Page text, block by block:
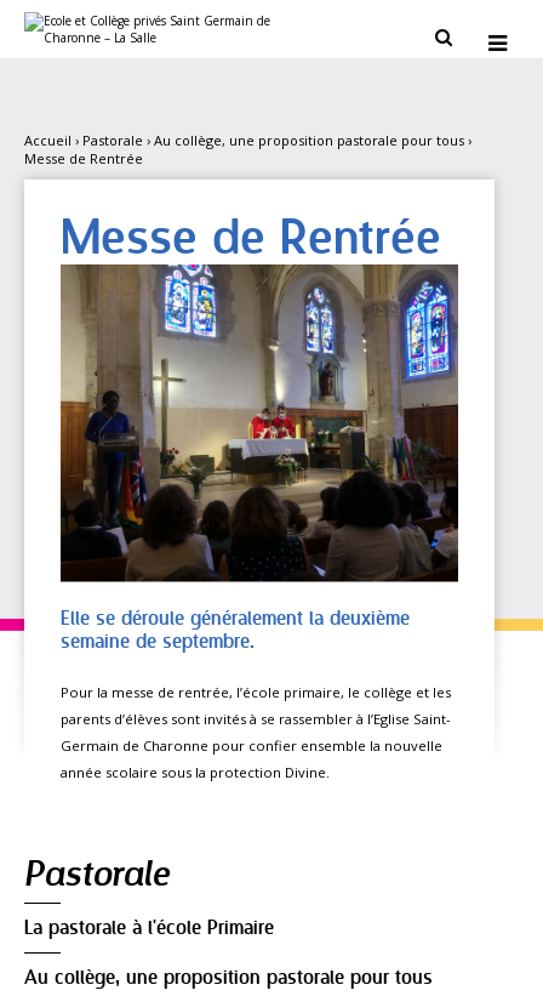
contenu.
personnels
 
Accueil › Pastorale › Au collège, une proposition pastorale pour tous ›
Messe de Rentrée
Messe de Rentrée
Elle se déroule généralement la deuxième
semaine de septembre.
Pour la messe de rentrée, l’école primaire, le collège et les
parents d’élèves sont invités à se rassembler à l’Eglise Saint-
Germain de Charonne pour confier ensemble la nouvelle
année scolaire sous la protection Divine.
Pastorale
La pastorale à l'école Primaire
Au collège, une proposition pastorale pour tous